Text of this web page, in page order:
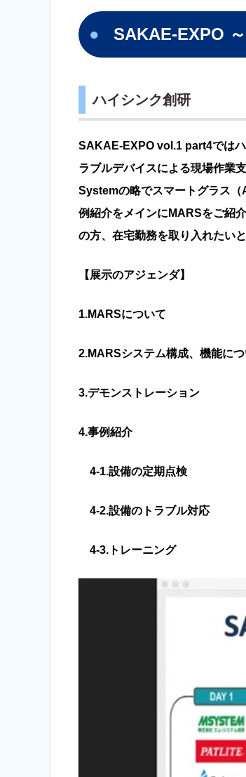
SAKAE-EXPO
ハイシンク創研
SAKAE-EXPO vol.1 part4ではハ
ラブルデバイスによる現場作業
Systemの略でスマートグラス
例紹介をメインにMARSをご紹介
の方、在宅勤務を取り入れたい
【展示のアジェンダ】
1.MARSについて
2.MARSシステム構成、機能に
3.デモンストレーション
4.事例紹介
4-1.設備の定期点検
4-2.設備のトラブル対応
4-3.トレーニング